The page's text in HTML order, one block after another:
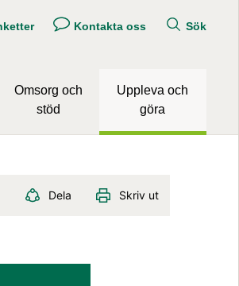
Kontakta oss Sök
Omsorg och
stöd
Uppleva och
göra
Dela Skriv ut